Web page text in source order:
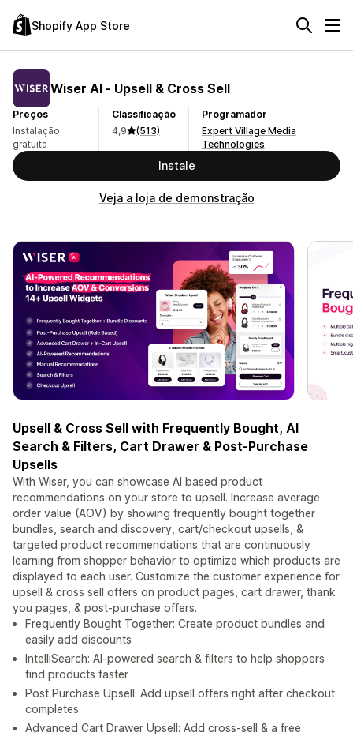
Shopify App Store
Wiser AI ‑ Upsell & Cross Sell
Preços
Instalação
gratuita
Classificação
4,9
(513)
Programador
Expert Village Media
Technologies
Instale
Veja a loja de demonstração
Upsell & Cross Sell with Frequently Bought, AI
Search & Filters, Cart Drawer & Post-Purchase
Upsells
With Wiser, you can showcase AI based product
recommendations on your store to upsell. Increase average
order value (AOV) by showing frequently bought together
bundles, search and discovery, cart/checkout upsells, &
targeted product recommendations that are continuously
learning from shopper behavior to optimize which products are
displayed to each user. Customize the customer experience for
upsell & cross sell offers on product pages, cart drawer, thank
you pages, & post-purchase offers.
Frequently Bought Together: Create product bundles and
easily add discounts
IntelliSearch: AI-powered search & filters to help shoppers
find products faster
Post Purchase Upsell: Add upsell offers right after checkout
completes
Advanced Cart Drawer Upsell: Add cross-sell & a free